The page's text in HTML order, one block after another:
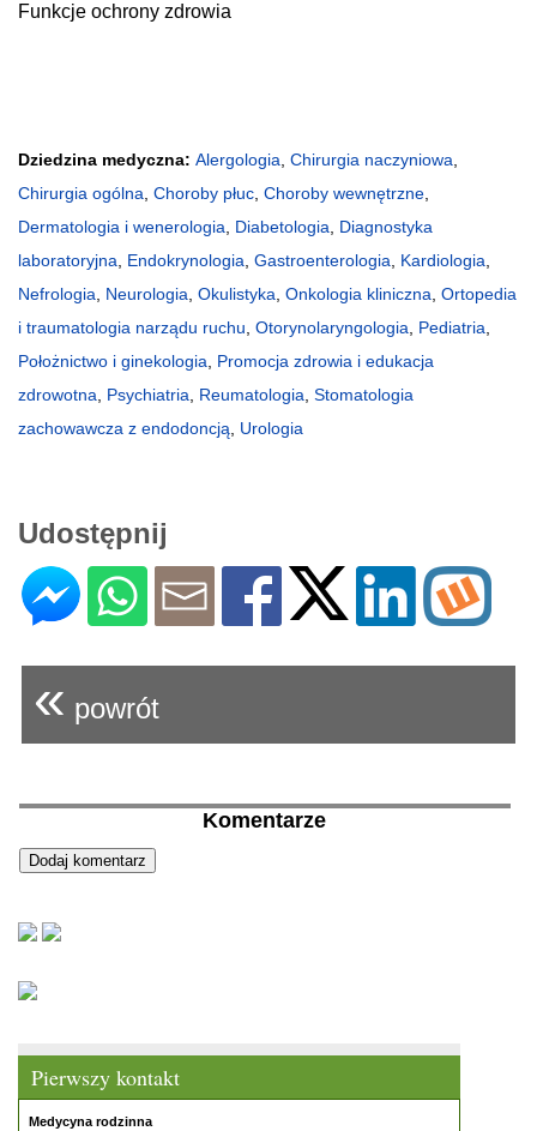
Pierwszy kontakt
Medycyna rodzinna
Funkcje ochrony zdrowia
Dziedzina medyczna: Alergologia Chirurgia naczyniowa
Chirurgia ogólna Choroby płuc Choroby wewnętrzne
Dermatologia i wenerologia
Diabetologia
Diagnostyka
laboratoryjna
Endokrynologia Gastroenterologia Kardiologia
Nefrologia
Neurologia Okulistyka Onkologia kliniczna Ortopedia
i traumatologia narządu ruchu Otorynolaryngologia Pediatria
Położnictwo i ginekologia
Promocja zdrowia i edukacja
zdrowotna
Psychiatria Reumatologia Stomatologia
zachowawcza z endodoncją
Urologia
Udostępnij
« powrót
Komentarze